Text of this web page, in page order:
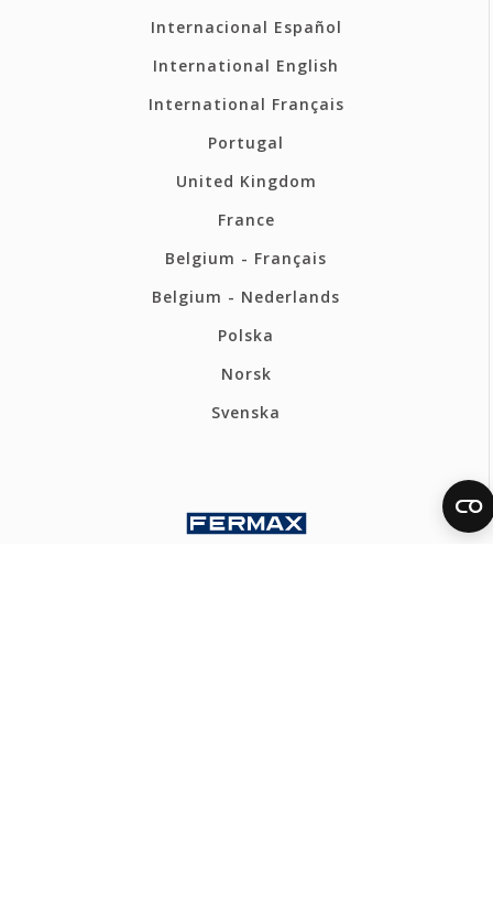
Internacional Español
International English
International Français
Portugal
United Kingdom
France
Belgium - Français
Belgium - Nederlands
Polska
Norsk
Svenska